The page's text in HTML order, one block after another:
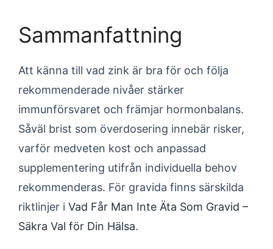
Sammanfattning
Att känna till vad zink är bra för och följa
rekommenderade nivåer stärker
immunförsvaret och främjar hormonbalans.
Såväl brist som överdosering innebär risker,
varför medveten kost och anpassad
supplementering utifrån individuella behov
rekommenderas. För gravida finns särskilda
riktlinjer i Vad Får Man Inte Äta Som Gravid –
Säkra Val för Din Hälsa.